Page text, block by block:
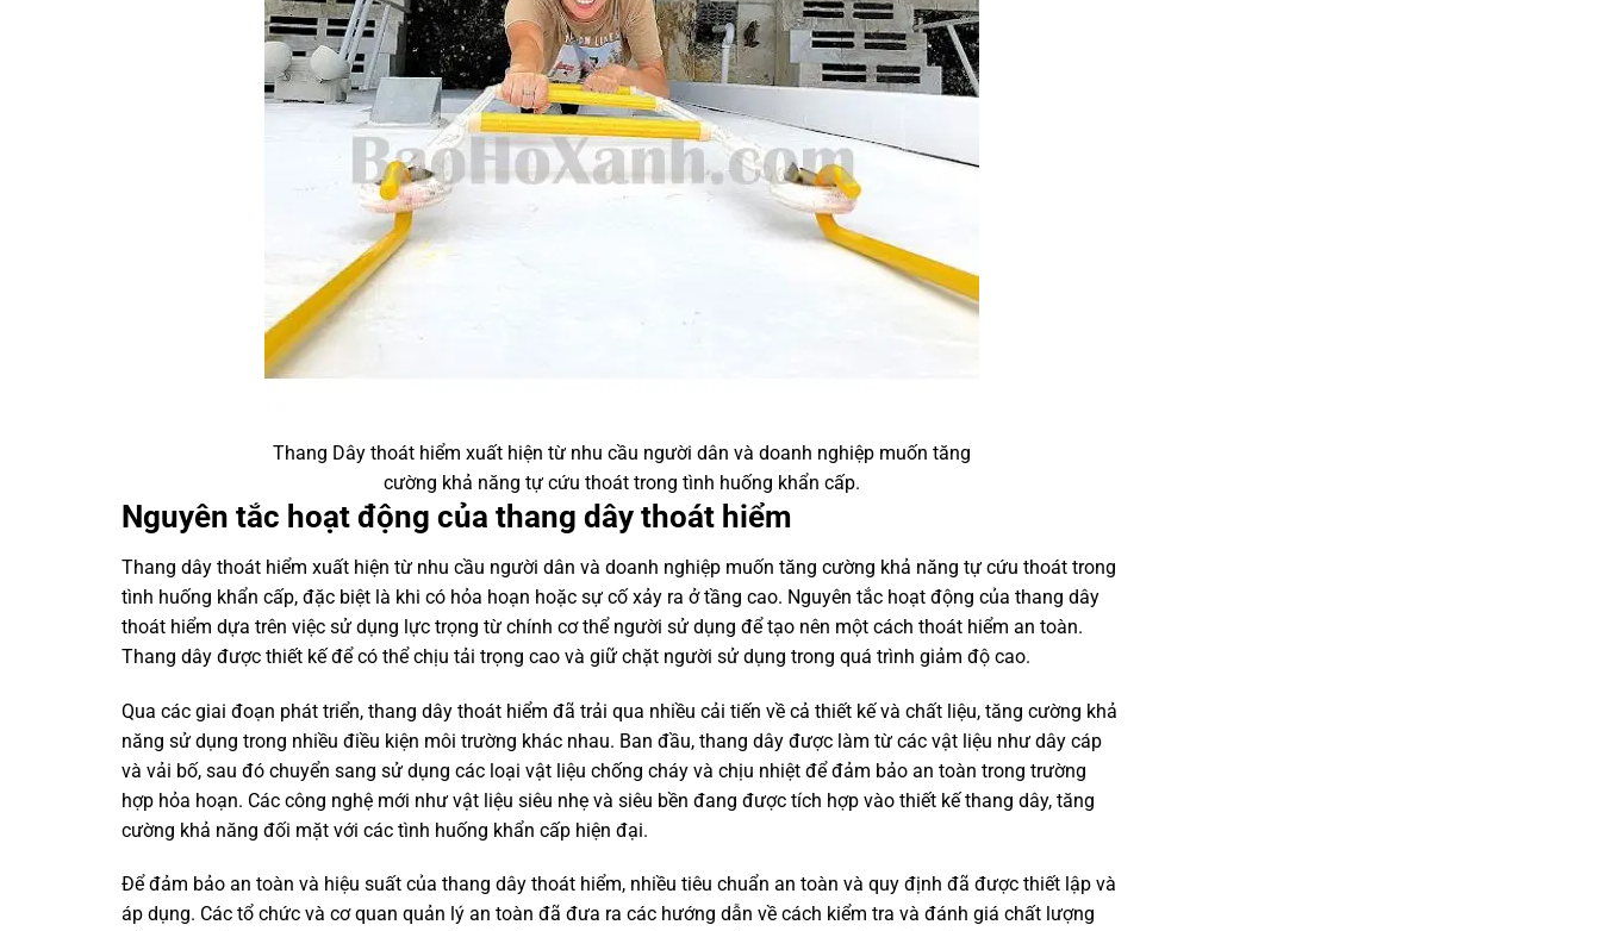
Thang Dây thoát hiểm xuất hiện từ nhu cầu người dân và doanh nghiệp muốn tăng
cường khả năng tự cứu thoát trong tình huống khẩn cấp.
Nguyên tắc hoạt động của thang dây thoát hiểm
Thang dây thoát hiểm xuất hiện từ nhu cầu người dân và doanh nghiệp muốn tăng cường khả năng tự cứu thoát trong
tình huống khẩn cấp, đặc biệt là khi có hỏa hoạn hoặc sự cố xảy ra ở tầng cao. Nguyên tắc hoạt động của thang dây
thoát hiểm dựa trên việc sử dụng lực trọng từ chính cơ thể người sử dụng để tạo nên một cách thoát hiểm an toàn.
Thang dây được thiết kế để có thể chịu tải trọng cao và giữ chặt người sử dụng trong quá trình giảm độ cao.
Qua các giai đoạn phát triển, thang dây thoát hiểm đã trải qua nhiều cải tiến về cả thiết kế và chất liệu, tăng cường khả
năng sử dụng trong nhiều điều kiện môi trường khác nhau. Ban đầu, thang dây được làm từ các vật liệu như dây cáp
và vải bố, sau đó chuyển sang sử dụng các loại vật liệu chống cháy và chịu nhiệt để đảm bảo an toàn trong trường
hợp hỏa hoạn. Các công nghệ mới như vật liệu siêu nhẹ và siêu bền đang được tích hợp vào thiết kế thang dây, tăng
cường khả năng đối mặt với các tình huống khẩn cấp hiện đại.
Để đảm bảo an toàn và hiệu suất của thang dây thoát hiểm, nhiều tiêu chuẩn an toàn và quy định đã được thiết lập và
áp dụng. Các tổ chức và cơ quan quản lý an toàn đã đưa ra các hướng dẫn về cách kiểm tra và đánh giá chất lượng